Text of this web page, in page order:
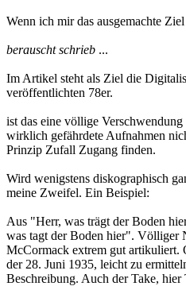
Wenn ich mir das ausgemachte
berauscht schrieb ...
Im Artikel steht als Ziel die
veröffentlichten 78er.
ist das eine völlige
wirklich gefährdete Aufnahmen
Prinzip Zufall Zugang finden.
Wird wenigstens diskographisch
meine Zweifel. Ein Beispiel:
Aus "Herr, was trägt der Boden
was tagt der Boden hier". Völliger
McCormack extrem gut artikuliert.
der 28. Juni 1935, leicht zu
Beschreibung. Auch der Take, hier